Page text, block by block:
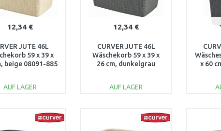
12,34 €
JUTE 46L
59 x 39 x
beige 08091-885
AUF LAGER
12,34 €
CURVER JUTE 46L
Wäschekorb 59 x 39 x
26 cm, dunkelgrau
AUF LAGER
Vergleichen
x 60